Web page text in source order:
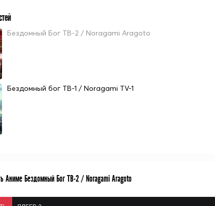
Бездомный Бог ТВ-2 / Noragami Aragoto
Бездомный бог ТВ-1 / Noragami TV-1
Аниме Бездомный Бог ТВ-2 / Noragami Aragoto